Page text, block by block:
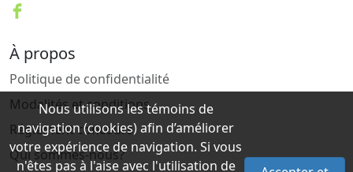
À propos
Politique de confidentialité
Modalités et conditions
Réglement concours
Qui sommes-nous?
Nous utilisons les témoins de
navigation (cookies) afin d’améliorer
votre expérience de navigation. Si vous
n'êtes pas à l'aise avec l'utilisation de